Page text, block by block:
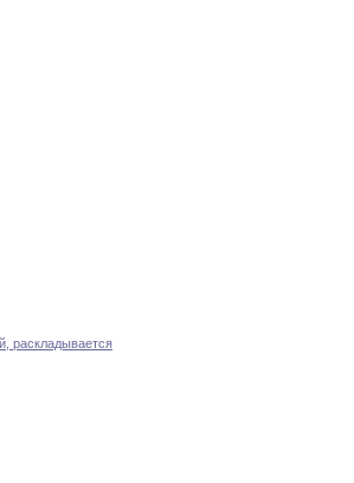
раскладывается